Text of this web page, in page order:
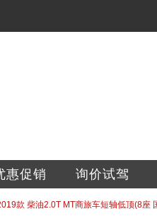
惠促销 询价试驾
款 柴油2.0T MT商旅车短轴低顶(8座